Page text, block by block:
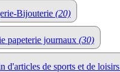
Bijouterie (20)
papeterie journaux (30)
d'articles de sports et de loisirs